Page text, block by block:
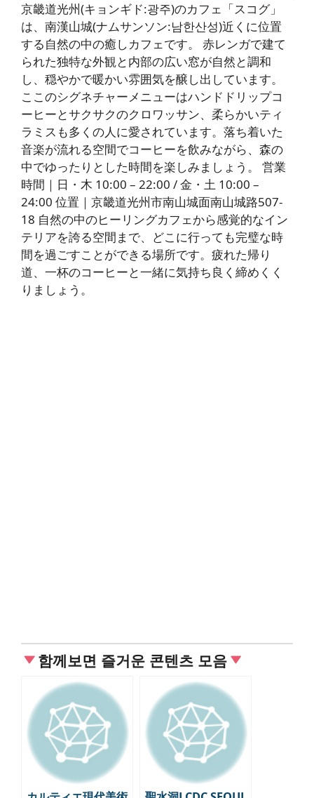
京畿道光州(キョンギド:광주)のカフェ「スコグ」
は、南漢山城(ナムサンソン:남한산성)近くに位置
する自然の中の癒しカフェです。 赤レンガで建て
られた独特な外観と内部の広い窓が自然と調和
し、穏やかで暖かい雰囲気を醸し出しています。
ここのシグネチャーメニューはハンドドリップコ
ーヒーとサクサクのクロワッサン、柔らかいティ
ラミスも多くの人に愛されています。落ち着いた
音楽が流れる空間でコーヒーを飲みながら、森の
中でゆったりとした時間を楽しみましょう。 営業
時間｜日・木 10:00 – 22:00 / 金・土 10:00 –
24:00 位置｜京畿道光州市南山城面南山城路507-
18 自然の中のヒーリングカフェから感覚的なイン
テリアを誇る空間まで、どこに行っても完璧な時
間を過ごすことができる場所です。疲れた帰り
道、一杯のコーヒーと一緒に気持ち良く締めくく
りましょう。
함께보면 즐거운 콘텐츠 모음